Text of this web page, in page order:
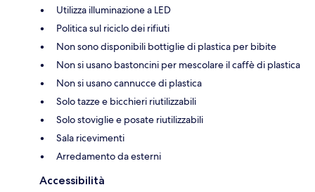
Utilizza illuminazione a LED
Politica sul riciclo dei rifiuti
Non sono disponibili bottiglie di plastica per bibite
Non si usano bastoncini per mescolare il caffè di plastica
Non si usano cannucce di plastica
Solo tazze e bicchieri riutilizzabili
Solo stoviglie e posate riutilizzabili
Sala ricevimenti
Arredamento da esterni
Accessibilità